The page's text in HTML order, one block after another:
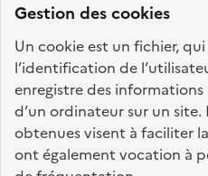
Gestion des cookies
Un cookie est un fichier,
l’identification de
enregistre des
d’un ordinateur sur un site.
obtenues visent à faciliter
ont également vocation à
FRANÇAISE
fonction-publique.gouv.fr